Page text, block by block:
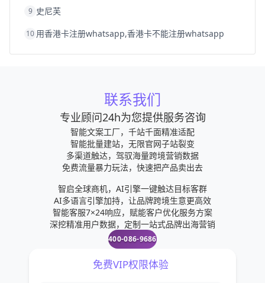
9 史尼芙
10 用香港卡注册whatsapp,香港卡不能注册whatsapp
联系我们
专业顾问24h为您提供服务咨询
智能文案工厂，千站千面精准适配
智能批量建站，无限官网子站裂变
多渠道触达，驾驭海量跨境营销数据
免费流量暴力玩法，快速把产品卖出去
智启全球商机，AI引擎一键触达目标客群
AI多语言引擎加持，让品牌跨境生意更高效
智能客服7×24响应，赋能客户优化服务方案
深挖精准用户数据，定制一站式品牌出海营销
400-086-9686